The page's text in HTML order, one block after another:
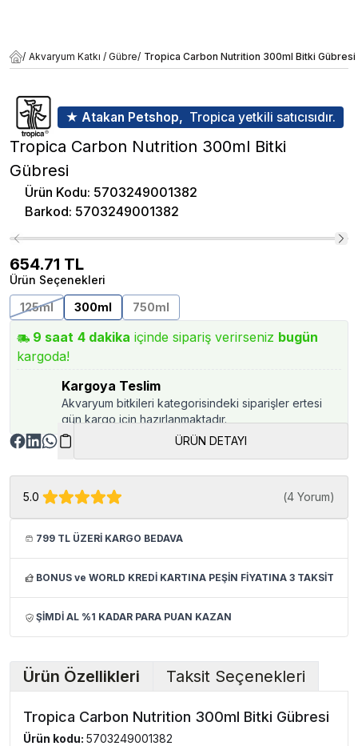
/ Akvaryum Katkı / Gübre/ Tropica Carbon Nutrition 300ml Bitki Gübresi
★ Atakan Petshop, Tropica yetkili satıcısıdır.
Tropica Carbon Nutrition 300ml Bitki
Gübresi
Ürün Kodu: 5703249001382
Barkod: 5703249001382
654.71 TL
Ürün Seçenekleri
125ml
300ml 750ml
9 saat 4 dakika içinde sipariş verirseniz bugün
kargoda!
Kargoya Teslim
Akvaryum bitkileri kategorisindeki siparişler ertesi
gün kargo için hazırlanmaktadır.
ÜRÜN DETAYI
5.0 (4 Yorum)
799 TL ÜZERİ KARGO BEDAVA
BONUS ve WORLD KREDİ KARTINA PEŞİN FİYATINA 3 TAKSİT
ŞİMDİ AL %1 KADAR PARA PUAN KAZAN
Ürün Özellikleri Taksit Seçenekleri
Tropica Carbon Nutrition 300ml Bitki Gübresi
Ürün kodu: 5703249001382